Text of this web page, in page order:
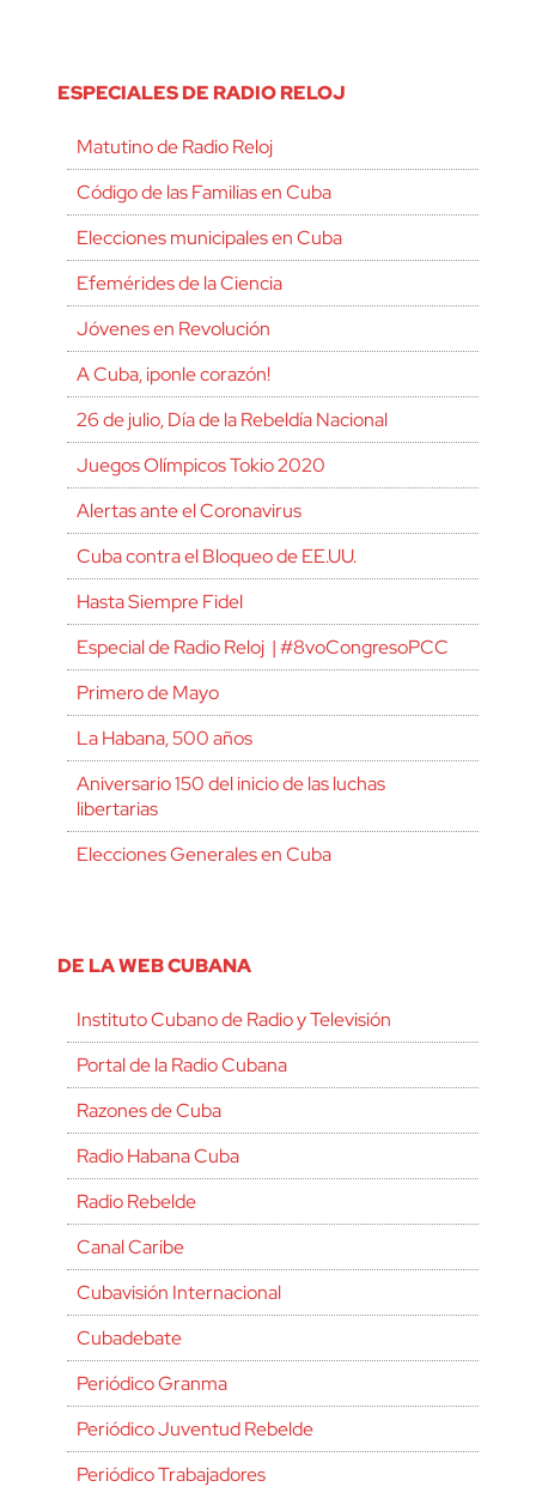
ESPECIALES DE RADIO RELOJ
Matutino de Radio Reloj
Código de las Familias en Cuba
Elecciones municipales en Cuba
Efemérides de la Ciencia
Jóvenes en Revolución
A Cuba, ¡ponle corazón!
26 de julio, Día de la Rebeldía Nacional
Juegos Olímpicos Tokio 2020
Alertas ante el Coronavirus
Cuba contra el Bloqueo de EE.UU.
Hasta Siempre Fidel
Especial de Radio Reloj | #8voCongresoPCC
Primero de Mayo
La Habana, 500 años
Aniversario 150 del inicio de las luchas
libertarias
Elecciones Generales en Cuba
DE LA WEB CUBANA
Instituto Cubano de Radio y Televisión
Portal de la Radio Cubana
Razones de Cuba
Radio Habana Cuba
Radio Rebelde
Canal Caribe
Cubavisión Internacional
Cubadebate
Periódico Granma
Periódico Juventud Rebelde
Periódico Trabajadores